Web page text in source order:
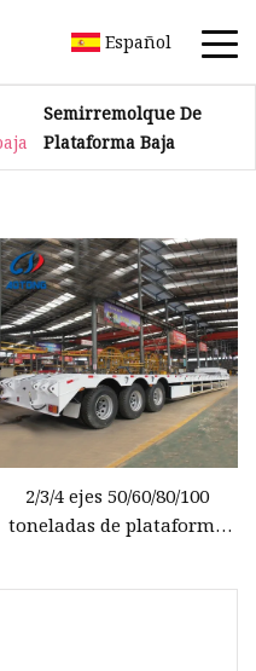
Español
Semirremolque De
Plataforma Baja
esqueleto/esquelético/
plano/pared
2/3/4 ejes 50/60/80/100
toneladas de plataforma